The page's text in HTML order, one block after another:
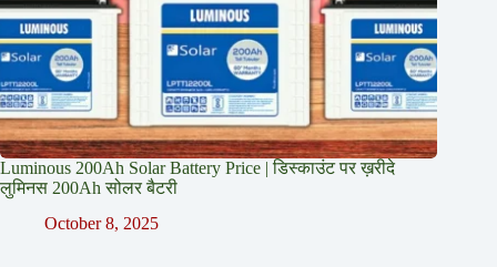
Luminous 200Ah Solar Battery Price​ | डिस्काउंट पर ख़रीदे
लुमिनस 200Ah सोलर बैटरी
October 8, 2025